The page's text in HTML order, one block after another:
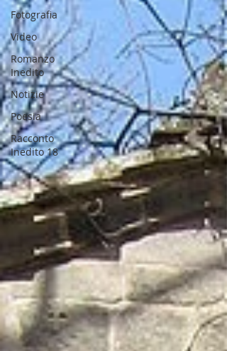
Fotografia
Video
Romanzo
Inedito
Notizie
Poesia
Racconto
Inedito 18